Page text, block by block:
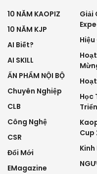
10 NĂM KAOPIZ
10 NĂM KJP
AI Biết?
AI SKILL
ẤN PHẨM NỘI BỘ
Chuyên Nghiệp
CLB
Công Nghệ
CSR
Đổi Mới
EMagazine
Giải
Hiệu
Học
Triển
Cup